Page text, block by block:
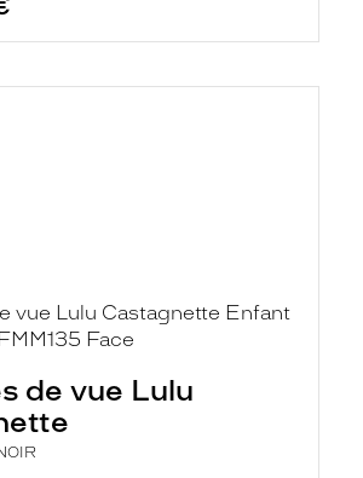
de vue Lulu